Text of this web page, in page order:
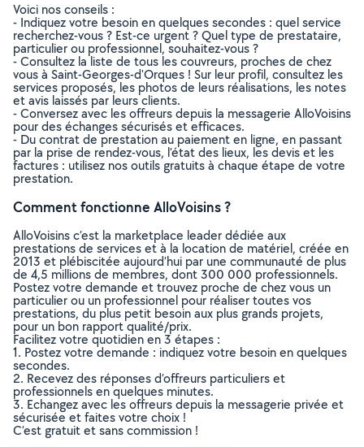
Voici nos conseils :
- Indiquez votre besoin en quelques secondes : quel service
recherchez-vous ? Est-ce urgent ? Quel type de prestataire,
particulier ou professionnel, souhaitez-vous ?
- Consultez la liste de tous les couvreurs, proches de chez
vous à Saint-Georges-d'Orques ! Sur leur profil, consultez les
services proposés, les photos de leurs réalisations, les notes
et avis laissés par leurs clients.
- Conversez avec les offreurs depuis la messagerie AlloVoisins
pour des échanges sécurisés et efficaces.
- Du contrat de prestation au paiement en ligne, en passant
par la prise de rendez-vous, l’état des lieux, les devis et les
factures : utilisez nos outils gratuits à chaque étape de votre
prestation.
Comment fonctionne AlloVoisins ?
AlloVoisins c’est la marketplace leader dédiée aux
prestations de services et à la location de matériel, créée en
2013 et plébiscitée aujourd’hui par une communauté de plus
de 4,5 millions de membres, dont 300 000 professionnels.
Postez votre demande et trouvez proche de chez vous un
particulier ou un professionnel pour réaliser toutes vos
prestations, du plus petit besoin aux plus grands projets,
pour un bon rapport qualité/prix.
Facilitez votre quotidien en 3 étapes :
1. Postez votre demande : indiquez votre besoin en quelques
secondes.
2. Recevez des réponses d’offreurs particuliers et
professionnels en quelques minutes.
3. Echangez avec les offreurs depuis la messagerie privée et
sécurisée et faites votre choix !
C’est gratuit et sans commission !